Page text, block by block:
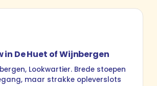
in De Huet of Wijnbergen
Lookwartier. Brede stoepen
maar strakke opleverslots